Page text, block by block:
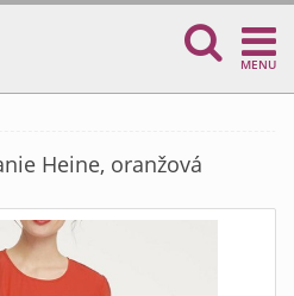
MENU
Heine, oranžová